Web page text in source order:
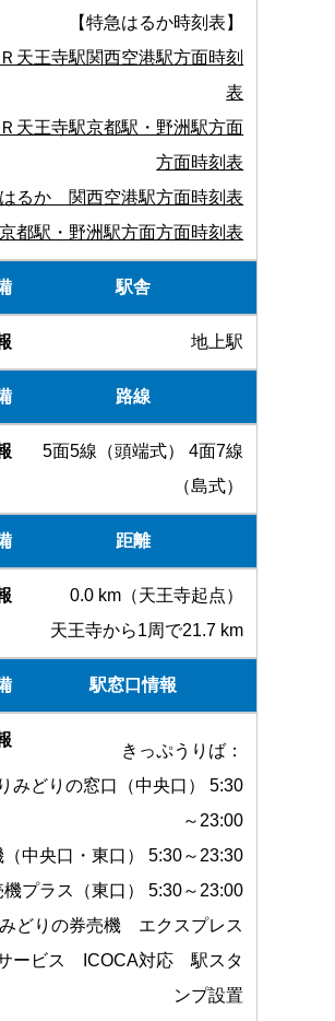
【特急はるか時刻表】
天王寺駅関西空港駅方面時刻
表
天王寺駅京都駅・野洲駅方面
方面時刻表
るか 関西空港駅方面時刻表
都駅・野洲駅方面方面時刻表
駅舎
地上駅
路線
5面5線（頭端式） 4面7線
（島式）
距離
0.0 km（天王寺起点）
天王寺から1周で21.7 km
駅窓口情報
きっぷうりば：
みどりの窓口（中央口） 5:30
～23:00
中央口・東口） 5:30～23:30
プラス（東口） 5:30～23:00
どりの券売機 エクスプレス
ービス ICOCA対応 駅スタ
ンプ設置